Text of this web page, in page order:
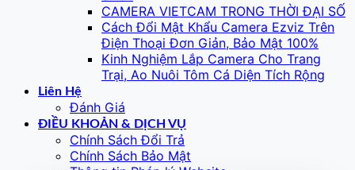
Hỗ trợ kỹ thuật
CAMERA VIETCAM TRONG THỜI ĐẠI SỐ
Cách Đổi Mật Khẩu Camera Ezviz Trên
Điện Thoại Đơn Giản, Bảo Mật 100%
Kinh Nghiệm Lắp Camera Cho Trang
Trại, Ao Nuôi Tôm Cá Diện Tích Rộng
Liên Hệ
Đánh Giá
ĐIỀU KHOẢN & DỊCH VỤ
Chính Sách Đổi Trả
Chính Sách Bảo Mật